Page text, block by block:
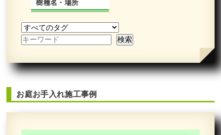
樹種名・場所
お庭お手入れ施工事例